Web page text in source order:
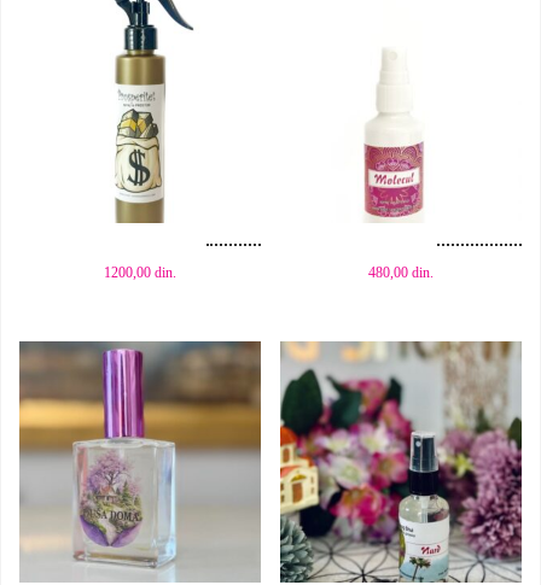
Dodaj u korpu
1200,00 din.
Dodaj u korpu
480,00din.
Dodaj u korpu Dodaj u korpu